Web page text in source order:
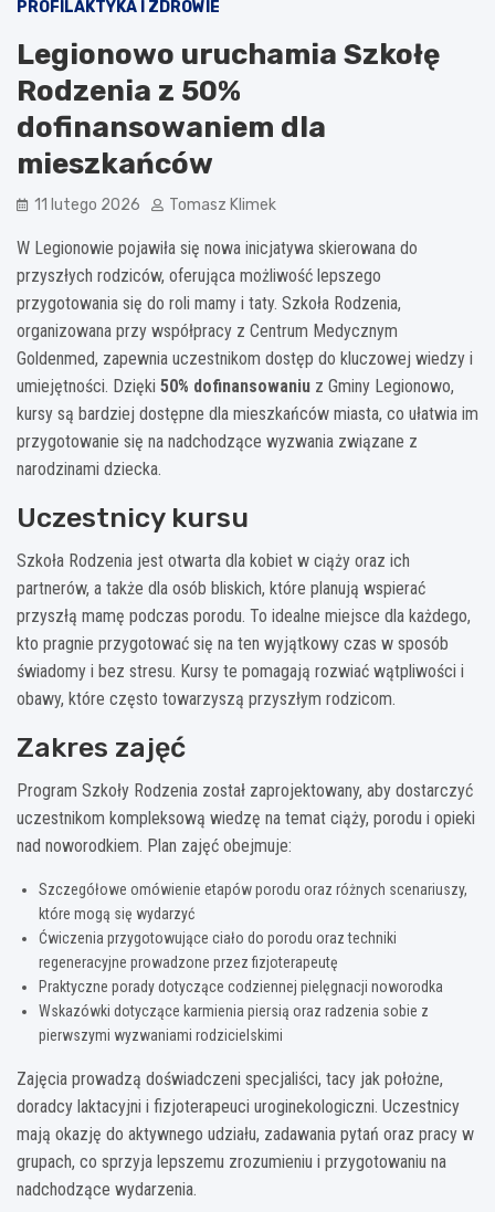
PROFILAKTYKA I ZDROWIE
Legionowo uruchamia Szkołę
Rodzenia z 50%
dofinansowaniem dla
mieszkańców
11 lutego 2026 Tomasz Klimek
W Legionowie pojawiła się nowa inicjatywa skierowana do
przyszłych rodziców, oferująca możliwość lepszego
przygotowania się do roli mamy i taty. Szkoła Rodzenia,
organizowana przy współpracy z Centrum Medycznym
Goldenmed, zapewnia uczestnikom dostęp do kluczowej wiedzy i
umiejętności. Dzięki 50% dofinansowaniu z Gminy Legionowo,
kursy są bardziej dostępne dla mieszkańców miasta, co ułatwia im
przygotowanie się na nadchodzące wyzwania związane z
narodzinami dziecka.
Uczestnicy kursu
Szkoła Rodzenia jest otwarta dla kobiet w ciąży oraz ich
partnerów, a także dla osób bliskich, które planują wspierać
przyszłą mamę podczas porodu. To idealne miejsce dla każdego,
kto pragnie przygotować się na ten wyjątkowy czas w sposób
świadomy i bez stresu. Kursy te pomagają rozwiać wątpliwości i
obawy, które często towarzyszą przyszłym rodzicom.
Zakres zajęć
Program Szkoły Rodzenia został zaprojektowany, aby dostarczyć
uczestnikom kompleksową wiedzę na temat ciąży, porodu i opieki
nad noworodkiem. Plan zajęć obejmuje:
Szczegółowe omówienie etapów porodu oraz różnych scenariuszy,
które mogą się wydarzyć
Ćwiczenia przygotowujące ciało do porodu oraz techniki
regeneracyjne prowadzone przez fizjoterapeutę
Praktyczne porady dotyczące codziennej pielęgnacji noworodka
Wskazówki dotyczące karmienia piersią oraz radzenia sobie z
pierwszymi wyzwaniami rodzicielskimi
Zajęcia prowadzą doświadczeni specjaliści, tacy jak położne,
doradcy laktacyjni i fizjoterapeuci uroginekologiczni. Uczestnicy
mają okazję do aktywnego udziału, zadawania pytań oraz pracy w
grupach, co sprzyja lepszemu zrozumieniu i przygotowaniu na
nadchodzące wydarzenia.